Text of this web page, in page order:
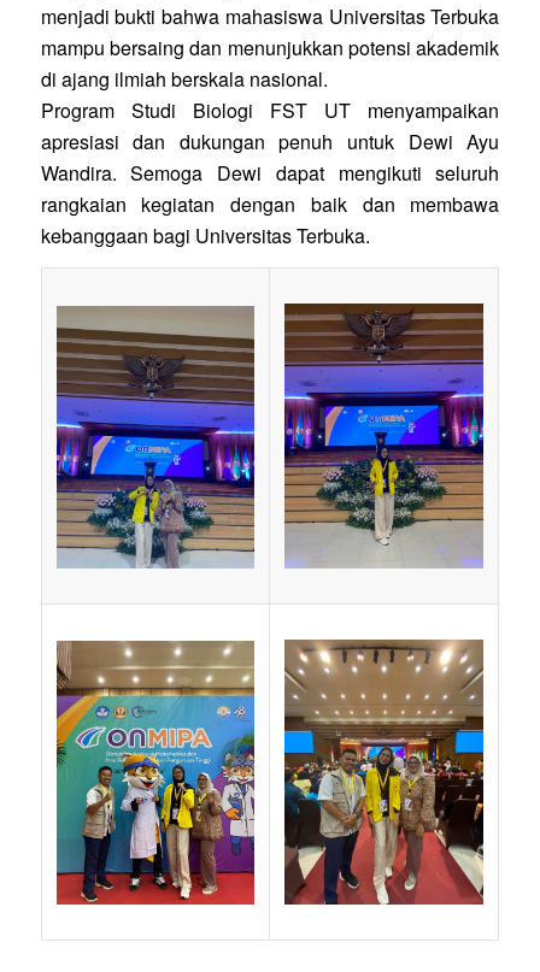
menjadi bukti bahwa mahasiswa Universitas Terbuka
mampu bersaing dan menunjukkan potensi akademik
di ajang ilmiah berskala nasional.
Program Studi Biologi FST UT menyampaikan
apresiasi dan dukungan penuh untuk Dewi Ayu
Wandira. Semoga Dewi dapat mengikuti seluruh
rangkaian kegiatan dengan baik dan membawa
kebanggaan bagi Universitas Terbuka.